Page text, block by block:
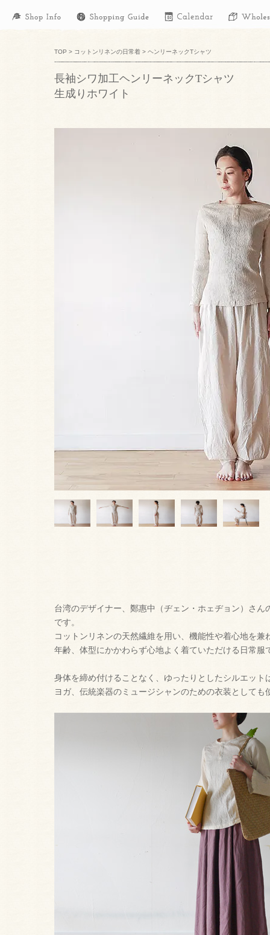
TOP > コットンリネンの日常着 > ヘンリーネックTシャツ
長袖シワ加工ヘンリーネックTシャツ
生成りホワイト
台湾のデザイナー、鄭惠中（ヂェン・ホェヂョン）さ
です。
コットンリネンの天然繊維を用い、機能性や着心地を兼
年齢、体型にかかわらず心地よく着ていただける日常服
身体を締め付けることなく、ゆったりとしたシルエット
ヨガ、伝統楽器のミュージシャンのための衣装としても